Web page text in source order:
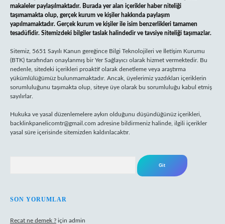
makaleler paylaşılmaktadır. Burada yer alan içerikler haber niteliği
taşımamakta olup, gerçek kurum ve kişiler hakkında paylaşım
yapılmamaktadır. Gerçek kurum ve kişiler ile isim benzerlikleri tamamen
tesadüfidir. Sitemizdeki bilgiler taslak halindedir ve tavsiye niteliği taşımazlar.
Sitemiz, 5651 Sayılı Kanun gereğince Bilgi Teknolojileri ve İletişim Kurumu
(BTK) tarafından onaylanmış bir Yer Sağlayıcı olarak hizmet vermektedir. Bu
nedenle, sitedeki içerikleri proaktif olarak denetleme veya araştırma
yükümlülüğümüz bulunmamaktadır. Ancak, üyelerimiz yazdıkları içeriklerin
sorumluluğunu taşımakta olup, siteye üye olarak bu sorumluluğu kabul etmiş
sayılırlar.
Hukuka ve yasal düzenlemelere aykırı olduğunu düşündüğünüz içerikleri,
backlinkpanelicomtr@gmail.com adresine bildirmeniz halinde, ilgili içerikler
yasal süre içerisinde sitemizden kaldırılacaktır.
SON YORUMLAR
Recat ne demek ? için admin